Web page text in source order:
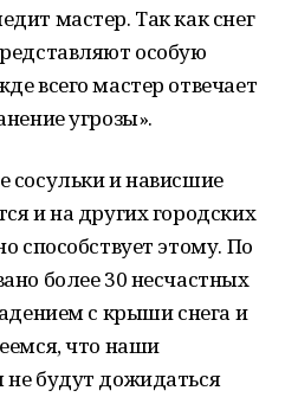
мастер. Так как снег
особую
всего мастер отвечает
угрозы».
сосульки и нависшие
и на других городских
способствует этому. По
более 30 несчастных
с крыши снега и
что наши
будут дожидаться